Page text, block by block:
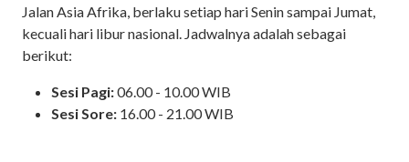
Jalan Asia Afrika, berlaku setiap hari Senin sampai Jumat,
kecuali hari libur nasional. Jadwalnya adalah sebagai
berikut:
Sesi Pagi:06.00 - 10.00 WIB
Sesi Sore: 16.00 - 21.00 WIB